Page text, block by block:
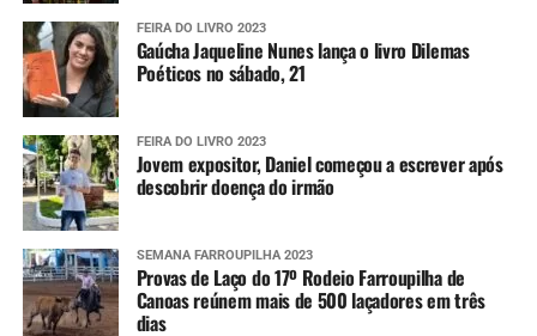
Alertas
Para aumentar o nível de prevenção, as pessoas podem se
cadastrar para receberem os alertas meteorológicos da
Defesa Civil estadual. Para isso, é necessário enviar o CEP
da localidade por SMS para o número 40199. Em seguida,
uma confirmação é enviada, tornando o número
disponível para receber as informações sempre que elas
forem divulgadas.
Também é possível se cadastrar via aplicativo Whatsapp.
Para ter acesso ao serviço, é necessário se registrar pelo
FEIRA DO LIVRO 2023
Gaúcha Jaqueline Nunes lança o livro Dilemas
Poéticos no sábado, 21
FEIRA DO LIVRO 2023
Jovem expositor, Daniel começou a escrever após
descobrir doença do irmão
SEMANA FARROUPILHA 2023
Provas de Laço do 17º Rodeio Farroupilha de
Canoas reúnem mais de 500 laçadores em três
dias